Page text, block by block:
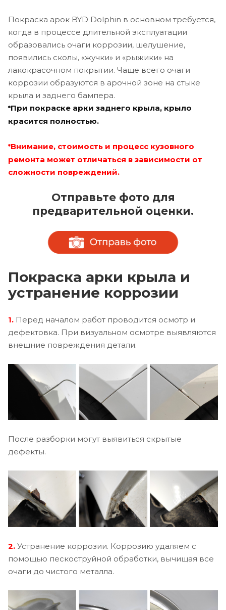
Покраска арок BYD Dolphin в основном требуется,
когда в процессе длительной эксплуатации
образовались очаги коррозии, шелушение,
появились сколы, «жучки» и «рыжики» на
лакокрасочном покрытии. Чаще всего очаги
коррозии образуются в арочной зоне на стыке
крыла и заднего бампера.
*При покраске арки заднего крыла, крыло
красится полностью.
*Внимание, стоимость и процесс кузовного
ремонта может отличаться в зависимости от
сложности повреждений.
Отправьте фото для
предварительной оценки.
Покраска арки крыла и
устранение коррозии
1. Перед началом работ проводится осмотр и
дефектовка. При визуальном осмотре выявляются
внешние повреждения детали.
После разборки могут выявиться скрытые
дефекты.
2. Устранение коррозии. Коррозию удаляем с
помощью пескоструйной обработки, вычищая все
очаги до чистого металла.